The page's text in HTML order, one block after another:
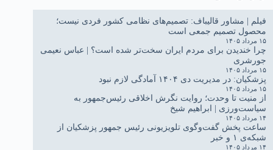
فیلم | مشاور قالیباف: تصمیم‌های نظامی کشور فردی نیست؛
محصول تصمیم جمعی است
۱۵ مرداد ۱۴۰۵
چرا خندیدن برای مردم ایران سخت‌تر شده است؟ | عباس نعیمی
جورشری
۱۵ مرداد ۱۴۰۵
پزشکیان: در مدیریت دی ۱۴۰۴ آمادگی لازم نبود
۱۵ مرداد ۱۴۰۵
از منیت تا وحدت؛ روایت نگرش اخلاقی رئیس‌جمهور به
سیاست‌ورزی | ابراهیم شیخ
۱۴ مرداد ۱۴۰۵
ساعت پخش گفت‌وگوی تلویزیونی رئیس جمهور پزشکیان از
شبکه‌ی ۱ و خبر
۱۴ مرداد ۱۴۰۵